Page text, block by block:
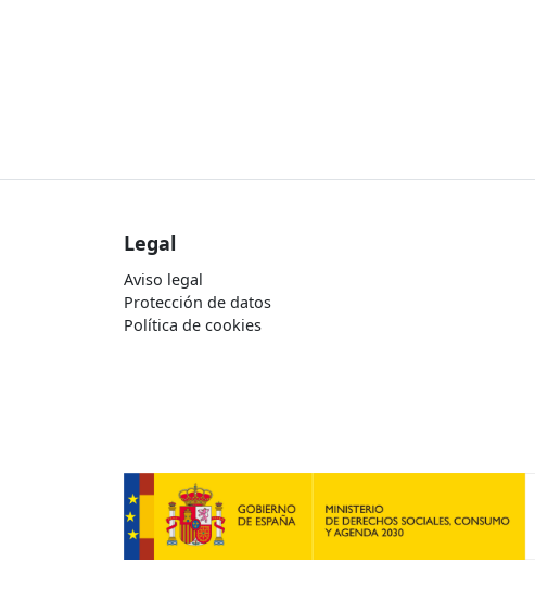
Legal
Aviso legal
Protección de datos
Política de cookies